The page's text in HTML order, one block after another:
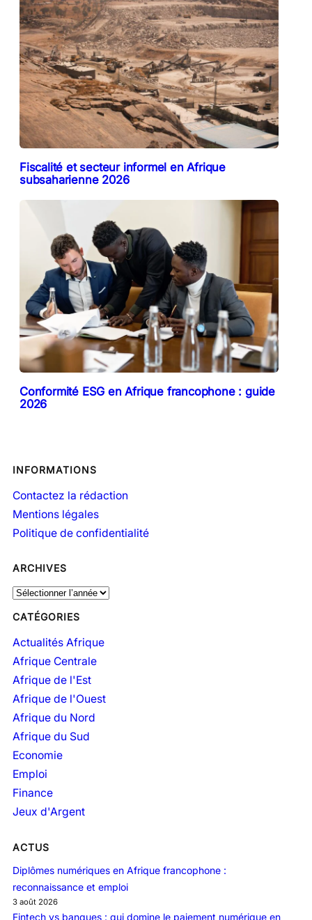
Fiscalité et secteur informel en Afrique
subsaharienne 2026
Conformité ESG en Afrique francophone : guide
2026
INFORMATIONS
Contactez la rédaction
Mentions légales
Politique de confidentialité
ARCHIVES
A
c
h
v
CATÉGORIES
Actualités Afrique
Afrique Centrale
Afrique de l'Est
Afrique de l'Ouest
Afrique du Nord
Afrique du Sud
Economie
Emploi
Finance
Jeux d'Argent
ACTUS
Diplômes numériques en Afrique francophone :
reconnaissance et emploi
3 août 2026
Fintech vs banques : qui domine le paiement numérique en